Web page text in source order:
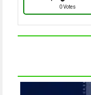
0 Votes